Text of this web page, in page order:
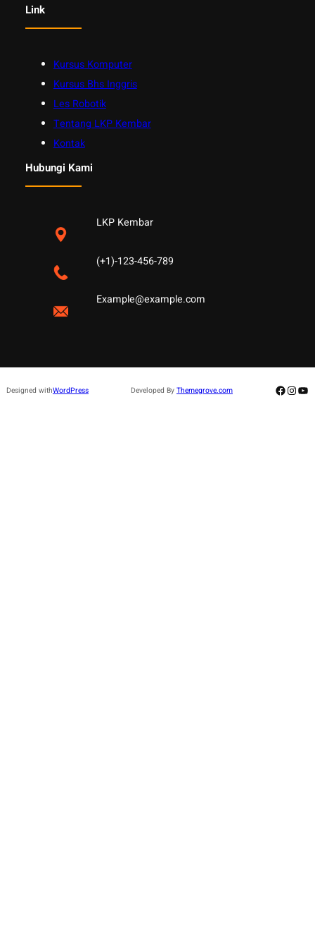
Link
Kursus Komputer
Kursus Bhs Inggris
Les Robotik
Tentang LKP Kembar
Kontak
Hubungi Kami
LKP Kembar
(+1)-123-456-789
Example@example.com
Designed withWordPress Developed By Themegrove.com